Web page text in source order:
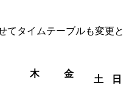
てタイムテーブルも変更と
木 金
土
日